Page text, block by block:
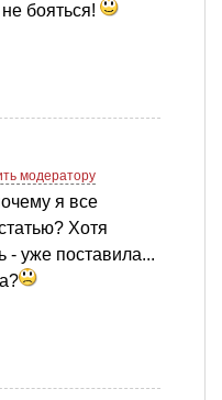
бояться!
модератору
я все
Хотя
- уже поставила...